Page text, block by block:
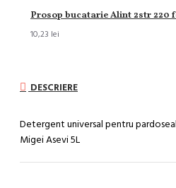
Prosop bucatarie Alint 2str 220
10,23 lei
DESCRIERE
Detergent universal pentru
Migei Asevi 5L